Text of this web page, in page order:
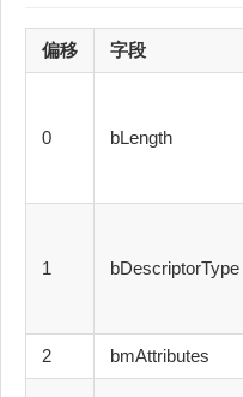
偏移 字段
0 bLength
1 bDescriptorType
2 bmAttributes